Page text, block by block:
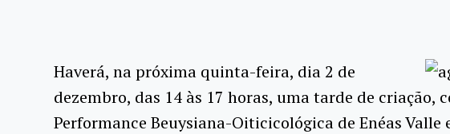
Haverá, na próxima quinta-feira, dia 2 de
dezembro, das 14 às 17 horas, uma tarde de criação,
Performance Beuysiana-Oiticicológica de Enéas Valle